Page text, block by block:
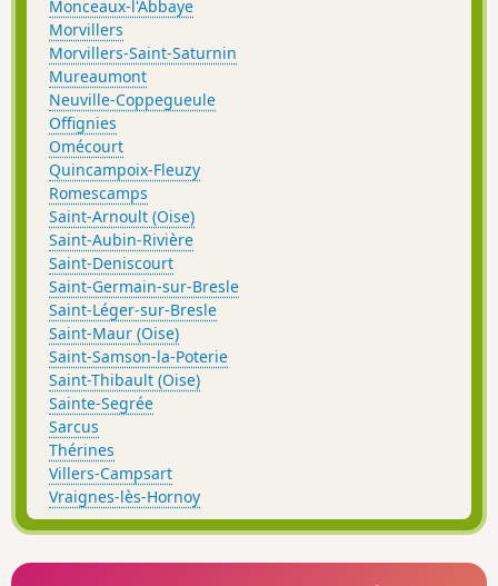
Monceaux-l'Abbaye
Morvillers
Morvillers-Saint-Saturnin
Mureaumont
Neuville-Coppegueule
Offignies
Omécourt
Quincampoix-Fleuzy
Romescamps
Saint-Arnoult (Oise)
Saint-Aubin-Rivière
Saint-Deniscourt
Saint-Germain-sur-Bresle
Saint-Léger-sur-Bresle
Saint-Maur (Oise)
Saint-Samson-la-Poterie
Saint-Thibault (Oise)
Sainte-Segrée
Sarcus
Thérines
Villers-Campsart
Vraignes-lès-Hornoy